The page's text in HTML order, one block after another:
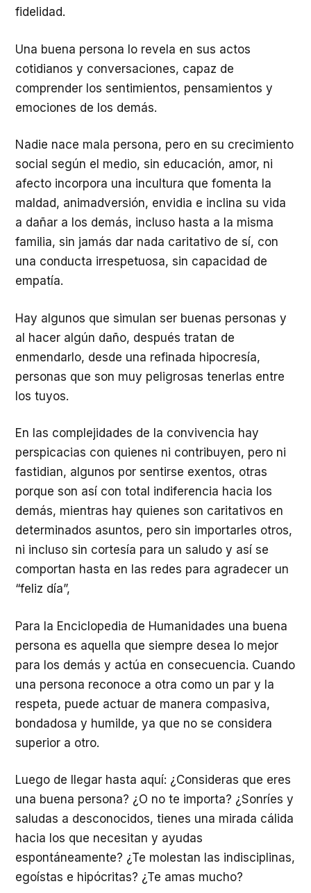
fidelidad.
Una buena persona lo revela en sus actos
cotidianos y conversaciones, capaz de
comprender los sentimientos, pensamientos y
emociones de los demás.
Nadie nace mala persona, pero en su crecimiento
social según el medio, sin educación, amor, ni
afecto incorpora una incultura que fomenta la
maldad, animadversión, envidia e inclina su vida
a dañar a los demás, incluso hasta a la misma
familia, sin jamás dar nada caritativo de sí, con
una conducta irrespetuosa, sin capacidad de
empatía.
Hay algunos que simulan ser buenas personas y
al hacer algún daño, después tratan de
enmendarlo, desde una refinada hipocresía,
personas que son muy peligrosas tenerlas entre
los tuyos.
En las complejidades de la convivencia hay
perspicacias con quienes ni contribuyen, pero ni
fastidian, algunos por sentirse exentos, otras
porque son así con total indiferencia hacia los
demás, mientras hay quienes son caritativos en
determinados asuntos, pero sin importarles otros,
ni incluso sin cortesía para un saludo y así se
comportan hasta en las redes para agradecer un
“feliz día”,
Para la Enciclopedia de Humanidades una buena
persona es aquella que siempre desea lo mejor
para los demás y actúa en consecuencia. Cuando
una persona reconoce a otra como un par y la
respeta, puede actuar de manera compasiva,
bondadosa y humilde, ya que no se considera
superior a otro.
Luego de llegar hasta aquí: ¿Consideras que eres
una buena persona? ¿O no te importa? ¿Sonríes y
saludas a desconocidos, tienes una mirada cálida
hacia los que necesitan y ayudas
espontáneamente? ¿Te molestan las indisciplinas,
egoístas e hipócritas? ¿Te amas mucho?